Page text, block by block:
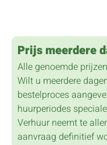
Prijs meerdere
Alle genoemde
Wilt u meerdere
bestelproces
huurperiodes
Verhuur neemt te
aanvraag definitief